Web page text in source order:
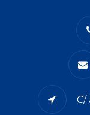
C/